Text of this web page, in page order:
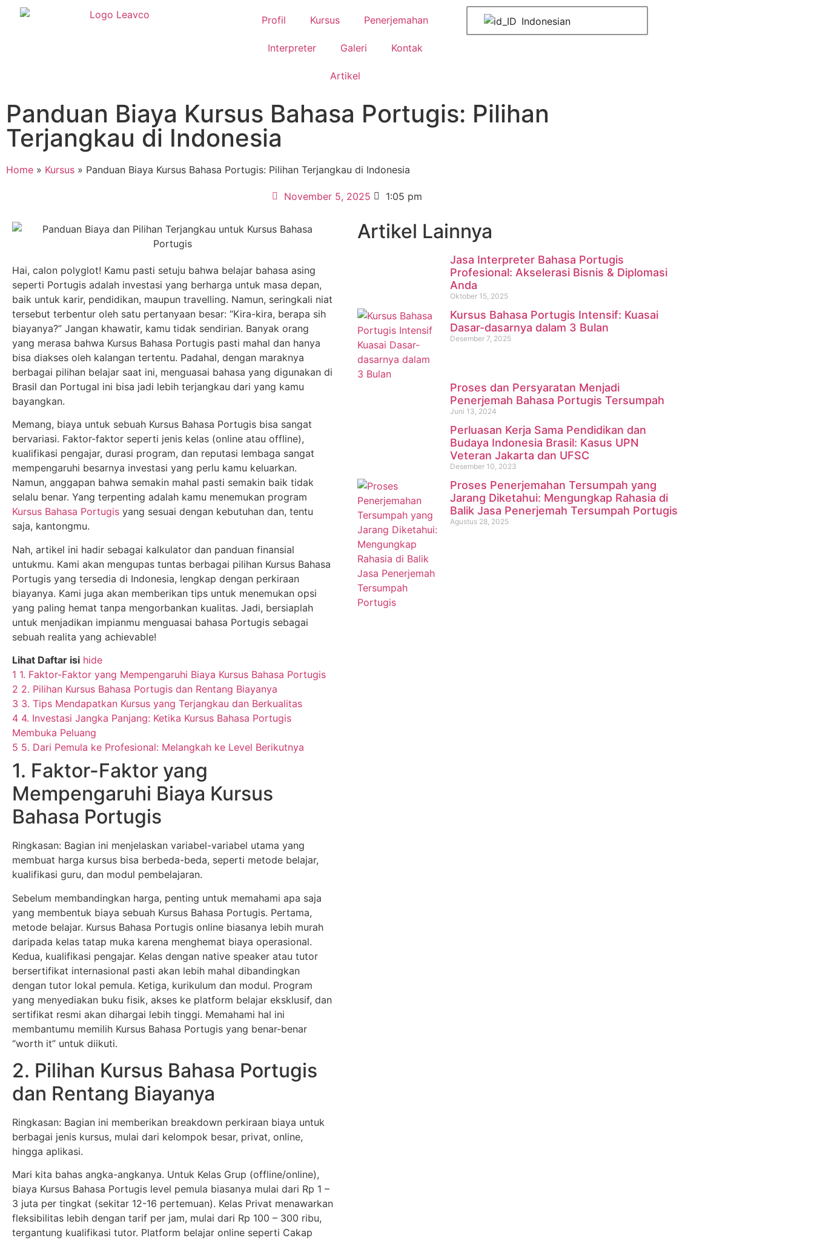
Profil Kursus Penerjemahan
Interpreter Galeri Kontak
Artikel
Indonesian
Panduan Biaya Kursus Bahasa Portugis: Pilihan
Terjangkau di Indonesia
Home » Kursus » Panduan Biaya Kursus Bahasa Portugis: Pilihan Terjangkau di Indonesia
November 5, 2025 1:05 pm
Hai, calon polyglot! Kamu pasti setuju bahwa belajar bahasa asing
seperti Portugis adalah investasi yang berharga untuk masa depan,
baik untuk karir, pendidikan, maupun travelling. Namun, seringkali niat
tersebut terbentur oleh satu pertanyaan besar: “Kira-kira, berapa sih
biayanya?” Jangan khawatir, kamu tidak sendirian. Banyak orang
yang merasa bahwa Kursus Bahasa Portugis pasti mahal dan hanya
bisa diakses oleh kalangan tertentu. Padahal, dengan maraknya
berbagai pilihan belajar saat ini, menguasai bahasa yang digunakan di
Brasil dan Portugal ini bisa jadi lebih terjangkau dari yang kamu
bayangkan.
Memang, biaya untuk sebuah Kursus Bahasa Portugis bisa sangat
bervariasi. Faktor-faktor seperti jenis kelas (online atau offline),
kualifikasi pengajar, durasi program, dan reputasi lembaga sangat
mempengaruhi besarnya investasi yang perlu kamu keluarkan.
Namun, anggapan bahwa semakin mahal pasti semakin baik tidak
selalu benar. Yang terpenting adalah kamu menemukan program
Kursus Bahasa Portugis yang sesuai dengan kebutuhan dan, tentu
saja, kantongmu.
Nah, artikel ini hadir sebagai kalkulator dan panduan finansial
untukmu. Kami akan mengupas tuntas berbagai pilihan Kursus Bahasa
Portugis yang tersedia di Indonesia, lengkap dengan perkiraan
biayanya. Kami juga akan memberikan tips untuk menemukan opsi
yang paling hemat tanpa mengorbankan kualitas. Jadi, bersiaplah
untuk menjadikan impianmu menguasai bahasa Portugis sebagai
sebuah realita yang achievable!
Lihat Daftar isi hide
1 1. Faktor-Faktor yang Mempengaruhi Biaya Kursus Bahasa Portugis
2 2. Pilihan Kursus Bahasa Portugis dan Rentang Biayanya
3 3. Tips Mendapatkan Kursus yang Terjangkau dan Berkualitas
4 4. Investasi Jangka Panjang: Ketika Kursus Bahasa Portugis
Membuka Peluang
5 5. Dari Pemula ke Profesional: Melangkah ke Level Berikutnya
1. Faktor-Faktor yang
Mempengaruhi Biaya Kursus
Bahasa Portugis
Ringkasan: Bagian ini menjelaskan variabel-variabel utama yang
membuat harga kursus bisa berbeda-beda, seperti metode belajar,
kualifikasi guru, dan modul pembelajaran.
Sebelum membandingkan harga, penting untuk memahami apa saja
yang membentuk biaya sebuah Kursus Bahasa Portugis. Pertama,
metode belajar. Kursus Bahasa Portugis online biasanya lebih murah
daripada kelas tatap muka karena menghemat biaya operasional.
Kedua, kualifikasi pengajar. Kelas dengan native speaker atau tutor
bersertifikat internasional pasti akan lebih mahal dibandingkan
dengan tutor lokal pemula. Ketiga, kurikulum dan modul. Program
yang menyediakan buku fisik, akses ke platform belajar eksklusif, dan
sertifikat resmi akan dihargai lebih tinggi. Memahami hal ini
membantumu memilih Kursus Bahasa Portugis yang benar-benar
“worth it” untuk diikuti.
2. Pilihan Kursus Bahasa Portugis
dan Rentang Biayanya
Ringkasan: Bagian ini memberikan breakdown perkiraan biaya untuk
berbagai jenis kursus, mulai dari kelompok besar, privat, online,
hingga aplikasi.
Mari kita bahas angka-angkanya. Untuk Kelas Grup (offline/online),
biaya Kursus Bahasa Portugis level pemula biasanya mulai dari Rp 1 –
3 juta per tingkat (sekitar 12-16 pertemuan). Kelas Privat menawarkan
fleksibilitas lebih dengan tarif per jam, mulai dari Rp 100 – 300 ribu,
tergantung kualifikasi tutor. Platform belajar online seperti Cakap
Artikel Lainnya
Jasa Interpreter Bahasa Portugis
Profesional: Akselerasi Bisnis & Diplomasi
Anda
Oktober 15, 2025
Kursus Bahasa Portugis Intensif: Kuasai
Dasar-dasarnya dalam 3 Bulan
Desember 7, 2025
Proses dan Persyaratan Menjadi
Penerjemah Bahasa Portugis Tersumpah
Juni 13, 2024
Perluasan Kerja Sama Pendidikan dan
Budaya Indonesia Brasil: Kasus UPN
Veteran Jakarta dan UFSC
Desember 10, 2023
Proses Penerjemahan Tersumpah yang
Jarang Diketahui: Mengungkap Rahasia di
Balik Jasa Penerjemah Tersumpah Portugis
Agustus 28, 2025